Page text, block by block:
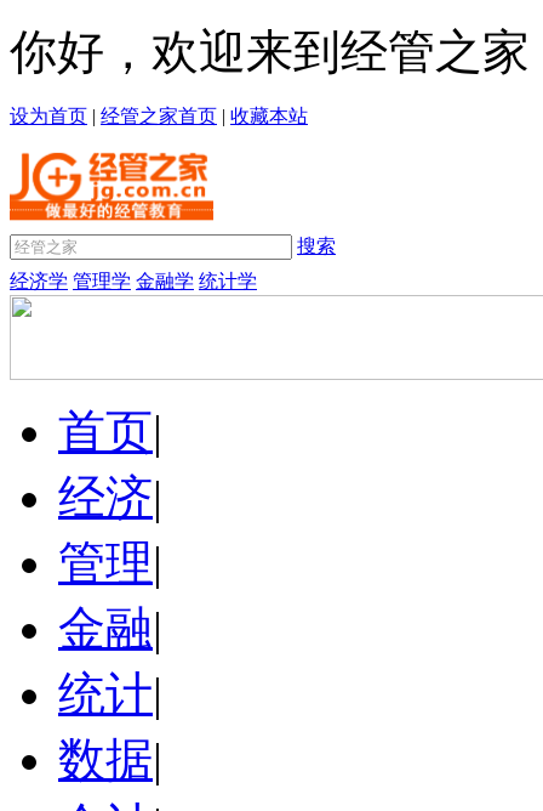
你好，欢迎来到经管之家
设为首页 | 经管之家首页 | 收藏本站
搜索
经济学 管理学 金融学 统计学
首页|
经济|
管理|
金融|
统计|
数据|